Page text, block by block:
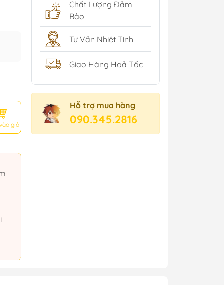
giỏ
Chất Lượng Đảm
Bảo
Tư Vấn Nhiệt Tình
Giao Hàng Hoả Tốc
Hỗ trợ mua hàng
090.345.2816